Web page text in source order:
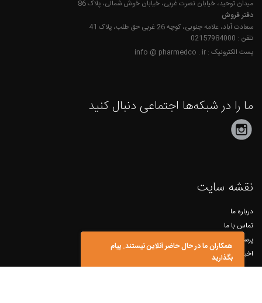
میدان توحید، خیابان نصرت غربی، خیابان خوش شمالی، پلاک 86
دفتر فروش
سعادت آباد، علامه جنوبی، کوچه 26 غربی حق طلب، پلاک 41
تلفن : 02157984000
پست الکترونیک : info @ pharmedco . ir
ما را در شبکه‌ها اجتماعی دنبال کنید
نقشه سایت
درباره ما
تماس با ما
پرسش و پاسخ
اخبار و مقالات
همکاران ما در حال حاضر آنلاین نیستند. پیام
بگذارید